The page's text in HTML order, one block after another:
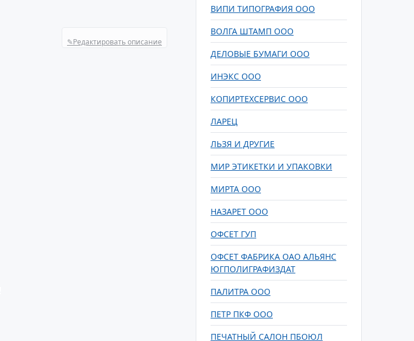
✎Редактировать описание
ВИПИ ТИПОГРАФИЯ ООО
ВОЛГА ШТАМП ООО
ДЕЛОВЫЕ БУМАГИ ООО
ИНЭКС ООО
КОПИРТЕХСЕРВИС ООО
ЛАРЕЦ
ЛЬЗЯ И ДРУГИЕ
МИР ЭТИКЕТКИ И УПАКОВКИ
МИРТА ООО
НАЗАРЕТ ООО
ОФСЕТ ГУП
ОФСЕТ ФАБРИКА ОАО АЛЬЯНС
ЮГПОЛИГРАФИЗДАТ
ПАЛИТРА ООО
ПЕТР ПКФ ООО
ПЕЧАТНЫЙ САЛОН ПБОЮЛ